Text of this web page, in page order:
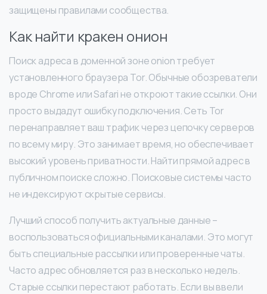
защищены правилами сообщества.
Как найти кракен онион
Поиск адреса в доменной зоне onion требует
установленного браузера Tor. Обычные обозреватели
вроде Chrome или Safari не откроют такие ссылки. Они
просто выдадут ошибку подключения. Сеть Tor
перенаправляет ваш трафик через цепочку серверов
по всему миру. Это занимает время, но обеспечивает
высокий уровень приватности. Найти прямой адрес в
публичном поиске сложно. Поисковые системы часто
не индексируют скрытые сервисы.
Лучший способ получить актуальные данные –
воспользоваться официальными каналами. Это могут
быть специальные рассылки или проверенные чаты.
Часто адрес обновляется раз в несколько недель.
Старые ссылки перестают работать. Если вы ввели